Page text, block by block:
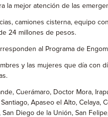
la mejor atención de las
camiones cisterna, equipo
24 millones de pesos.
al Programa de
y las mujeres que día
Cuerámaro, Doctor Mora,
Apaseo el Alto,
Diego de la Unión, San